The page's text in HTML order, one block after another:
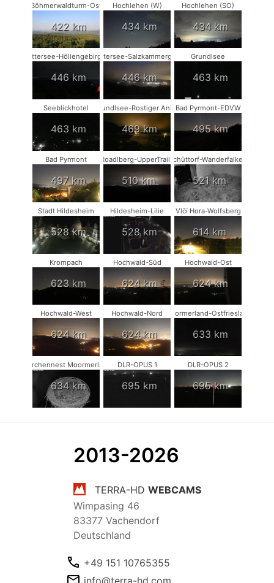
Böhmerwaldturm-Ost
422 km
Hochlehen (W)
434 km
Hochlehen (SO)
434 km
Attersee-Höllengebirge
446 km
Attersee-Salzkammergut
446 km
Grundlsee
463 km
Seeblickhotel
463 km
Grundlsee-Rostiger Anker
469 km
Bad Pyrmont-EDVW
495 km
Bad Pyrmont
497 km
Roadlberg-UpperTrails
510 km
Schüttorf-Wanderfalken
521 km
Stadt Hildesheim
528 km
Hildesheim-Lilie
528 km
Vlčí Hora-Wolfsberg
614 km
Krompach
623 km
Hochwald-Süd
624 km
Hochwald-Ost
624 km
Hochwald-West
624 km
Hochwald-Nord
624 km
Moormerland-Ostfriesland
633 km
Storchennest Moormerland
634 km
DLR-OPUS 1
695 km
DLR-OPUS 2
695 km
2013-2026
TERRA-HD WEBCAMS
Wimpasing 46
83377 Vachendorf
Deutschland
+49 151 10765355
info@terra-hd.com